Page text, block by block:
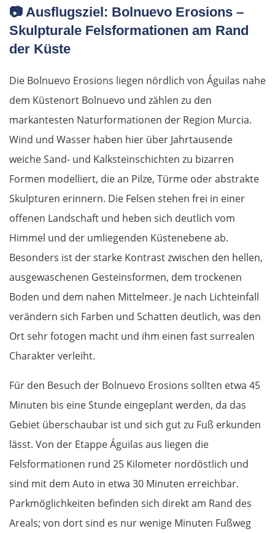
📷 Ausflugsziel: Bolnuevo Erosions –
Skulpturale Felsformationen am Rand
der Küste
Die Bolnuevo Erosions liegen nördlich von Águilas nahe
dem Küstenort Bolnuevo und zählen zu den
markantesten Naturformationen der Region Murcia.
Wind und Wasser haben hier über Jahrtausende
weiche Sand- und Kalksteinschichten zu bizarren
Formen modelliert, die an Pilze, Türme oder abstrakte
Skulpturen erinnern. Die Felsen stehen frei in einer
offenen Landschaft und heben sich deutlich vom
Himmel und der umliegenden Küstenebene ab.
Besonders ist der starke Kontrast zwischen den hellen,
ausgewaschenen Gesteinsformen, dem trockenen
Boden und dem nahen Mittelmeer. Je nach Lichteinfall
verändern sich Farben und Schatten deutlich, was den
Ort sehr fotogen macht und ihm einen fast surrealen
Charakter verleiht.
Für den Besuch der Bolnuevo Erosions sollten etwa 45
Minuten bis eine Stunde eingeplant werden, da das
Gebiet überschaubar ist und sich gut zu Fuß erkunden
lässt. Von der Etappe Águilas aus liegen die
Felsformationen rund 25 Kilometer nordöstlich und
sind mit dem Auto in etwa 30 Minuten erreichbar.
Parkmöglichkeiten befinden sich direkt am Rand des
Areals; von dort sind es nur wenige Minuten Fußweg
Asprovalta
Katerini
Elassona
Kalambaka
Meteora-Klöster
Lamia
Livanates
SÜDROUTE
Korinth
Patras
Arta